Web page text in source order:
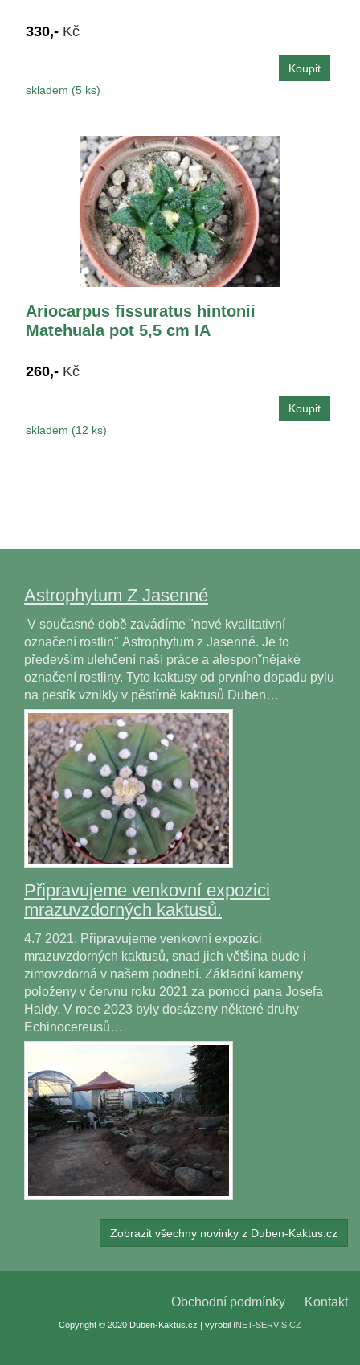
330,- Kč
skladem (5 ks)
Ariocarpus fissuratus hintonii
Matehuala pot 5,5 cm IA
260,- Kč
skladem (12 ks)
Astrophytum Z Jasenné
V současné době zavádíme "nové kvalitativní
označení rostlin" Astrophytum z Jasenné. Je to
především ulehčení naší práce a alesponˇnějaké
označení rostliny. Tyto kaktusy od prvního dopadu pylu
na pestík vznikly v pěstírně kaktusů Duben…
Připravujeme venkovní expozici
mrazuvzdorných kaktusů.
4.7 2021. Připravujeme venkovní expozici
mrazuvzdorných kaktusů, snad jich většina bude i
zimovzdorná v našem podnebí. Základní kameny
položeny v červnu roku 2021 za pomoci pana Josefa
Haldy. V roce 2023 byly dosázeny některé druhy
Echinocereusů…
Zobrazit všechny novinky z Duben-Kaktus.cz
Obchodní podmínky Kontakt
Copyright © 2020 Duben-Kaktus.cz | vyrobil INET-SERVIS.CZ